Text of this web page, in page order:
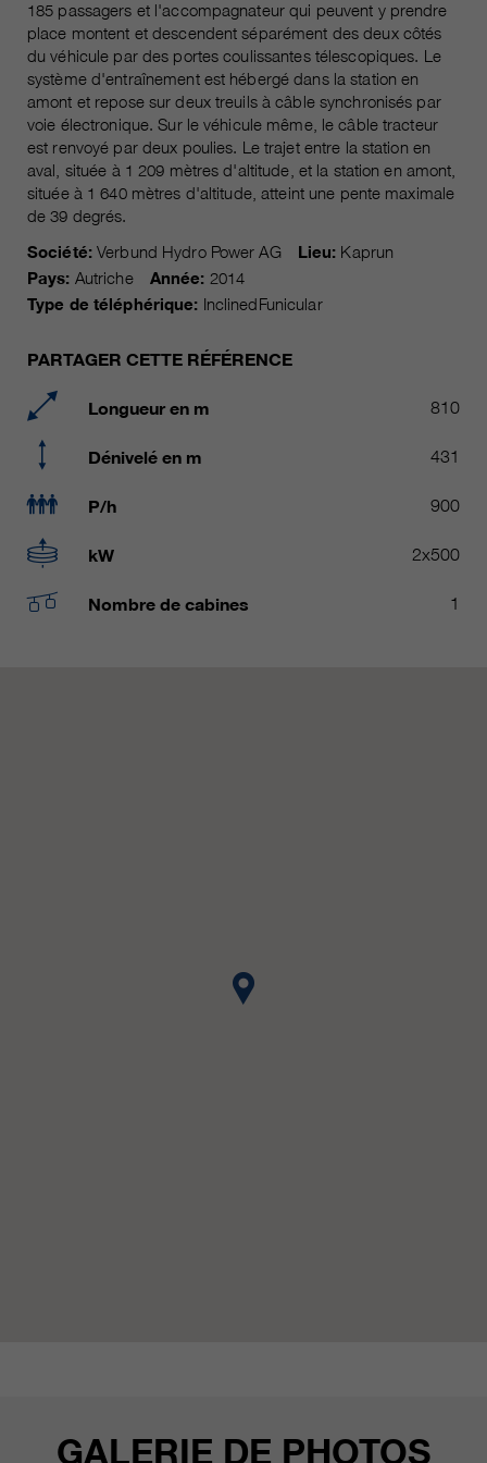
185 passagers et l'accompagnateur qui peuvent y prendre
place montent et descendent séparément des deux côtés
du véhicule par des portes coulissantes télescopiques. Le
système d'entraînement est hébergé dans la station en
amont et repose sur deux treuils à câble synchronisés par
voie électronique. Sur le véhicule même, le câble tracteur
est renvoyé par deux poulies. Le trajet entre la station en
aval, située à 1 209 mètres d'altitude, et la station en amont,
située à 1 640 mètres d'altitude, atteint une pente maximale
de 39 degrés.
Société:Verbund Hydro Power AG Lieu: Kaprun
Pays: Autriche Année: 2014
Type de téléphérique: InclinedFunicular
PARTAGER CETTE RÉFÉRENCE
Longueur en m 810
Dénivelé en m 431
P/h 900
kW 2x500
Nombre de cabines 1
GALERIE DE PHOTOS
durée
pour la session actuelle du
navigateur
fin
C’est utilisé pour protéger contre
les spams causés par les spams.
Name cookie_optin
fournisseur sgalinski Cookie Opt In
durée 30 jours
fin
Enregistre les paramètres de
cookie sélectionnés par
Les cookies marketing comprennent le suivi et les
cookies statistiques
Name
_ga, _gid, _gat, __utma, __utmb,
__utmc, __utmd, __utmz
fournisseur Google Analytics
durée
varie entre 2 ans et 6 mois, voire
Ces cookies sont utilisés par
différents types d’informations
informations personnelles et non
plus amples informations dans les
données de Google Analytics sur
partenaires.
informations sur les cookies